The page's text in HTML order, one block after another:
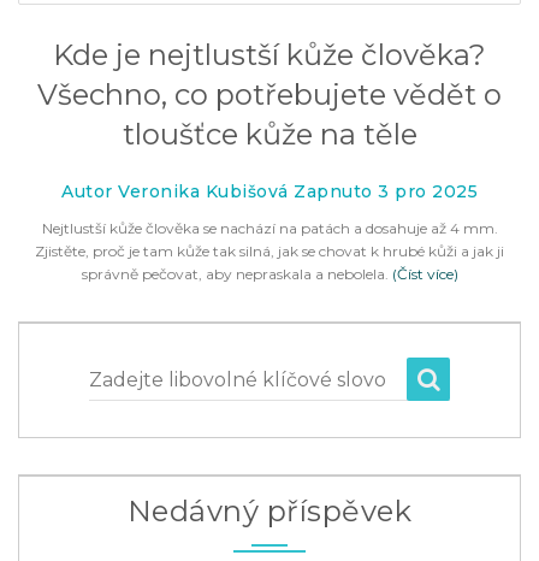
Kde je nejtlustší kůže člověka?
Všechno, co potřebujete vědět o
tloušťce kůže na těle
Autor Veronika Kubišová Zapnuto 3 pro 2025
Nejtlustší kůže člověka se nachází na patách a dosahuje až 4 mm.
Zjistěte, proč je tam kůže tak silná, jak se chovat k hrubé kůži a jak ji
správně pečovat, aby nepraskala a nebolela. (Číst více)
Zadejte libovolné klíčové slovo
Nedávný příspěvek